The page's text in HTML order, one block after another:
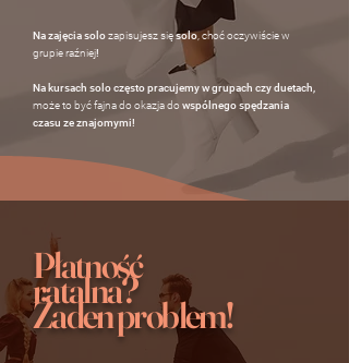
Na zajęcia solozapisujesz sięsolo, choć oczywiście w
grupie raźniej!
Na kursach solo często pracujemy w grupach czy duetach,
może to być fajna do okazja do wspólnego spędzania
czasu ze znajomymi!
Płatność
ratalna?
Żaden problem!